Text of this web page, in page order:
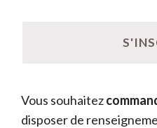
Vous souhaitez
disposer de